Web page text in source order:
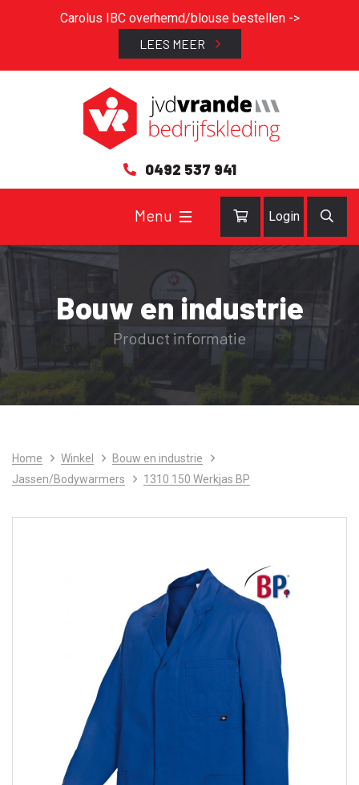
Carolus IBC overhemd/blouse bestellen ->
LEES MEER
0492 537 941
Login
Bouw en industrie
Product informatie
Home Winkel
Bouw en industrie
Jassen/Bodywarmers
1310 150 Werkjas BP